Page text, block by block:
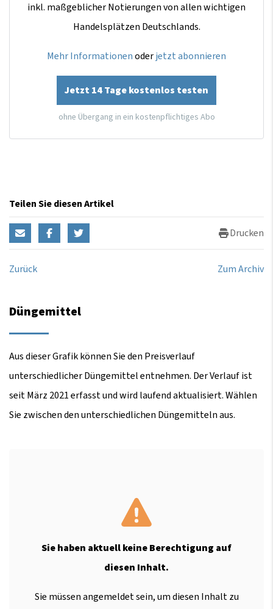
inkl. maßgeblicher Notierungen von allen wichtigen
Handelsplätzen Deutschlands.
Mehr Informationenoderjetzt abonnieren
Jetzt 14 Tage kostenlos testen
ohne Übergang in ein kostenpflichtiges Abo
Teilen Sie diesen Artikel
Drucken
Zurück Zum Archiv
Düngemittel
Aus dieser Grafik können Sie den Preisverlauf
unterschiedlicher Düngemittel entnehmen. Der Verlauf ist
seit März 2021 erfasst und wird laufend aktualisiert. Wählen
Sie zwischen den unterschiedlichen Düngemitteln aus.
Sie haben aktuell keine Berechtigung auf
diesen Inhalt.
Sie müssen angemeldet sein, um diesen Inhalt zu